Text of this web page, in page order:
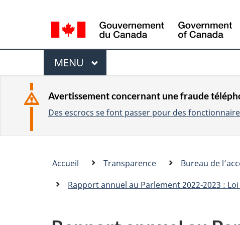
n
g
u
a
g
e
s
l
e
M
e
n
u
MENU
P
R
C
I
A
Avertissement concernant une fraude
Des escrocs se font passer pour des
Accueil Transparence Bureau de
Rapport annuel au Parlement 2022-2023 :